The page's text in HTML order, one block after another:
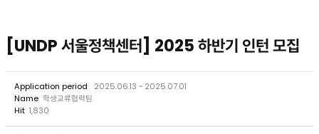
기
[UNDP 서울정책센터] 2025 하반기 인턴 모집
Application period
2025.06.13 ~ 2025.07.01
Name 학생교류협력팀
Hit 1,830